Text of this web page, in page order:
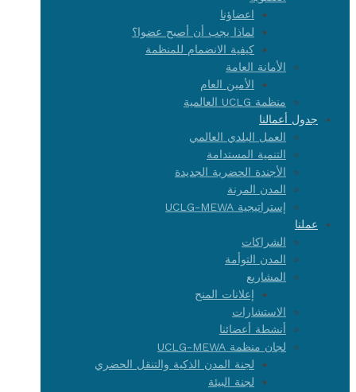
اعضاؤنا
لماذا يجب أن أصبح عضوا؟
كيفية الانضمام للمنظمة
الأمانة العامة
الأمين العام
منظمة UCLG العالمية
جدول أعمالنا
العمل البلدي العالمي
التنمية المستدامة
الأجندة الحضرية الجديدة
المدن المرنة
إستراتيجية UCLG-MEWA
عملنا
الشراكات
المدن التوأمة
المشاريع
إعلانات المنح
الاستشارات
أنشطة أعضائنا
لجان منظمة UCLG-MEWA
لجنة المدن الذكية والتنقل الحضري
لجنة البيئة